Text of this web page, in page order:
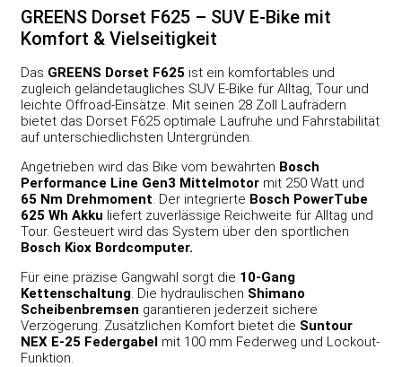
GREENS Dorset F625 – SUV E-Bike mit
Komfort & Vielseitigkeit
Das GREENS Dorset F625 ist ein komfortables und
zugleich geländetaugliches SUV E-Bike für Alltag, Tour und
leichte Offroad-Einsätze. Mit seinen 28 Zoll Laufrädern
bietet das Dorset F625 optimale Laufruhe und Fahrstabilität
auf unterschiedlichsten Untergründen.
Angetrieben wird das Bike vom bewährten Bosch
Performance Line Gen3 Mittelmotor mit 250 Watt und
65 Nm Drehmoment . Der integrierte Bosch PowerTube
625 Wh Akku liefert zuverlässige Reichweite für Alltag und
Tour. Gesteuert wird das System über den sportlichen
Bosch Kiox Bordcomputer.
Für eine präzise Gangwahl sorgt die 10-Gang
Kettenschaltung . Die hydraulischen Shimano
Scheibenbremsen garantieren jederzeit sichere
Verzögerung. Zusätzlichen Komfort bietet die Suntour
NEX E-25 Federgabel mit 100 mm Federweg und Lockout-
Funktion.